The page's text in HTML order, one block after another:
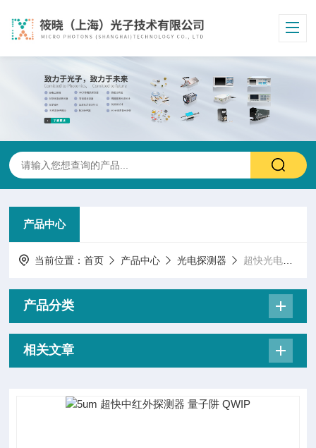
产品中心
当前位置：首页 产品中心 光电探测器 超快光电探测器/EOT
产品分类
相关文章